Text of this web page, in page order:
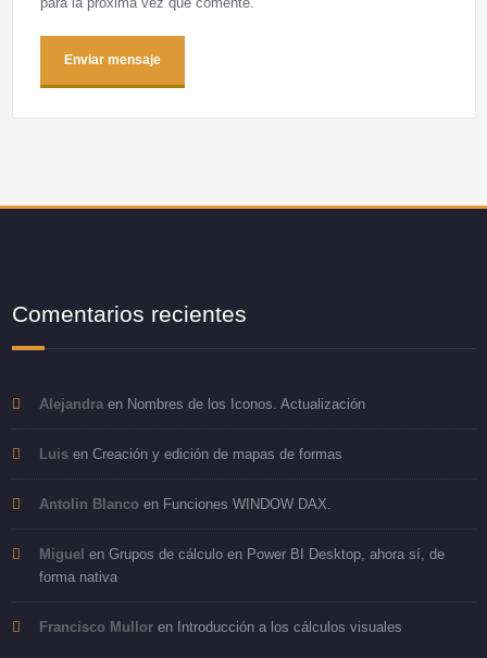
Comentarios recientes
Alejandraen Nombres de los Iconos. Actualización
Luisen Creación y edición de mapas de formas
Antolin Blancoen Funciones WINDOW DAX.
Miguel en Grupos de cálculo en Power BI Desktop, ahora sí, de
forma nativa
Francisco Mulloren Introducción a los cálculos visuales